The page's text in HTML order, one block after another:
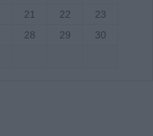
21 22
23
28 29
30